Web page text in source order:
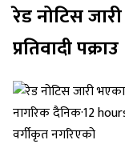
रेड नोटिस
प्रतिवादी पक्राउ
नागरिक दैनिक·12
वर्गीकृत नगरिएको